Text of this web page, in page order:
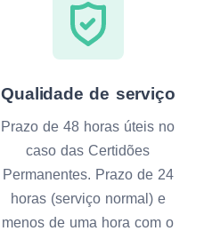
Qualidade de serviço
Prazo de 48 horas úteis no
caso das Certidões
Permanentes. Prazo de 24
horas (serviço normal) e
menos de uma hora com o